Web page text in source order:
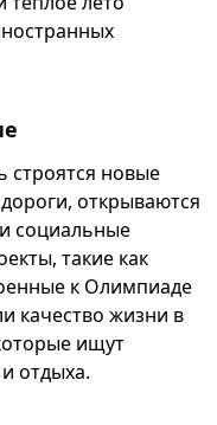
строятся новые
открываются
социальные
такие как
к Олимпиаде
качество жизни в
ищут
отдыха.